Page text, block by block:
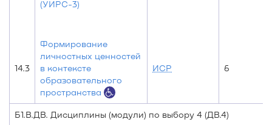
(УИРС-3)
14.3
Формирование
личностных ценностей
в контексте
образовательного
пространства
ИСР 6
Б1.В.ДВ. Дисциплины (модули) по выбору 4 (ДВ.4)